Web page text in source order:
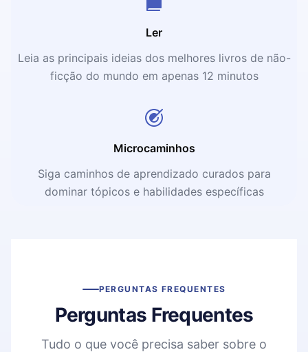
Ler
Leia as principais ideias dos melhores livros de não-
ficção do mundo em apenas 12 minutos
Microcaminhos
Siga caminhos de aprendizado curados para
dominar tópicos e habilidades específicas
PERGUNTAS FREQUENTES
Perguntas Frequentes
Tudo o que você precisa saber sobre o